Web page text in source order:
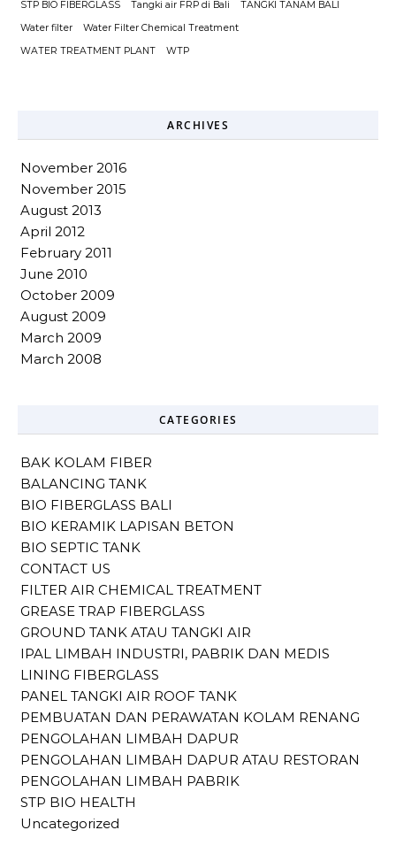
STP BIO FIBERGLASS
Tangki air FRP di Bali
TANGKI TANAM BALI
Water filter
Water Filter Chemical Treatment
WATER TREATMENT PLANT
WTP
ARCHIVES
November 2016
November 2015
August 2013
April 2012
February 2011
June 2010
October 2009
August 2009
March 2009
March 2008
CATEGORIES
BAK KOLAM FIBER
BALANCING TANK
BIO FIBERGLASS BALI
BIO KERAMIK LAPISAN BETON
BIO SEPTIC TANK
CONTACT US
FILTER AIR CHEMICAL TREATMENT
GREASE TRAP FIBERGLASS
GROUND TANK ATAU TANGKI AIR
IPAL LIMBAH INDUSTRI, PABRIK DAN MEDIS
LINING FIBERGLASS
PANEL TANGKI AIR ROOF TANK
PEMBUATAN DAN PERAWATAN KOLAM RENANG
PENGOLAHAN LIMBAH DAPUR
PENGOLAHAN LIMBAH DAPUR ATAU RESTORAN
PENGOLAHAN LIMBAH PABRIK
STP BIO HEALTH
Uncategorized